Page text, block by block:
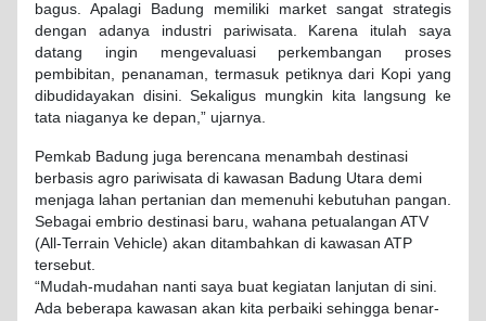
bagus. Apalagi Badung memiliki market sangat strategis
dengan adanya industri pariwisata. Karena itulah saya
datang ingin mengevaluasi perkembangan proses
pembibitan, penanaman, termasuk petiknya dari Kopi yang
dibudidayakan disini. Sekaligus mungkin kita langsung ke
tata niaganya ke depan,” ujarnya.
Pemkab Badung juga berencana menambah destinasi
berbasis agro pariwisata di kawasan Badung Utara demi
menjaga lahan pertanian dan memenuhi kebutuhan pangan.
Sebagai embrio destinasi baru, wahana petualangan ATV
(All-Terrain Vehicle) akan ditambahkan di kawasan ATP
tersebut.
“Mudah-mudahan nanti saya buat kegiatan lanjutan di sini.
Ada beberapa kawasan akan kita perbaiki sehingga benar-